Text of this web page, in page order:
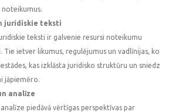
noteikumus.
juridiskie teksti
teksti ir galvenie resursi noteikumu
ietver likumus, regulējumus un vadlīnijas, ko
kas izklāsta juridisko struktūru un sniedz
jāpiemēro.
analīze
piedāvā vērtīgas perspektīvas par